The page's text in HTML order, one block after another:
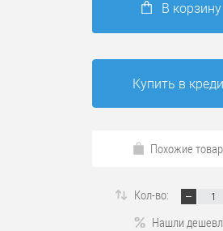
В корзину
Купить в
Похожие
Кол-во:
Нашли